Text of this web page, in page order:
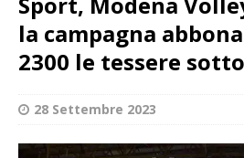
la campagna
2300 le tessere
28 Settembre 2023